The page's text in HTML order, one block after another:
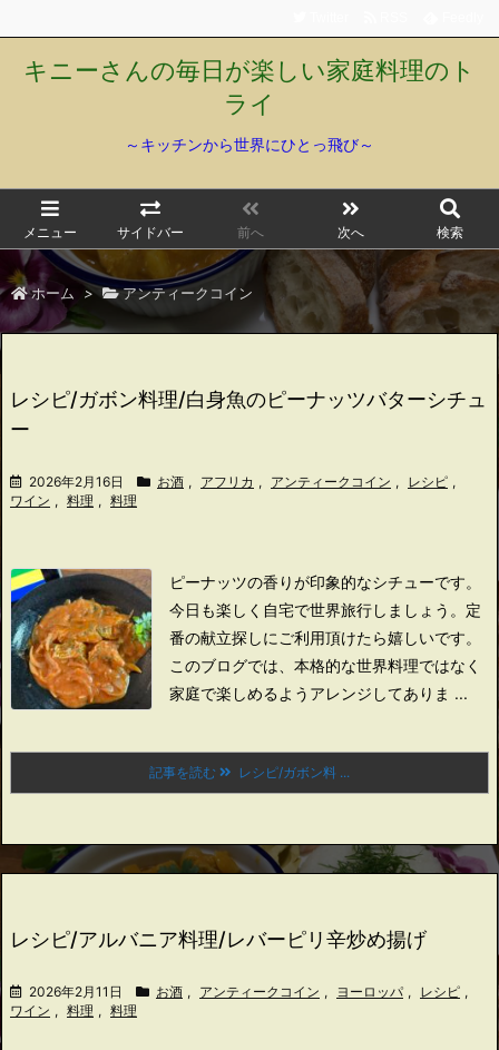
キニーさんの毎日が楽しい家庭料理のト
ライ
～キッチンから世界にひとっ飛び～
メニュー サイドバー 前へ 次へ 検索
ホーム > アンティークコイン
レシピ/ガボン料理/白身魚のピーナッツバターシチュ
ー
2026年2月16日 お酒 , アフリカ , アンティークコイン , レシピ ,
ワイン , 料理 , 料理
ピーナッツの香りが印象的なシチューです。
今日も楽しく自宅で世界旅行しましょう。 定
番の献立探しにご利用頂けたら嬉しいです。
このブログでは、本格的な世界料理ではなく
家庭で楽しめるようアレンジしてありま ...
記事を読む レシピ/ガボン料 ...
レシピ/アルバニア料理/レバーピリ辛炒め揚げ
2026年2月11日 お酒 , アンティークコイン , ヨーロッパ , レシピ ,
ワイン , 料理 , 料理